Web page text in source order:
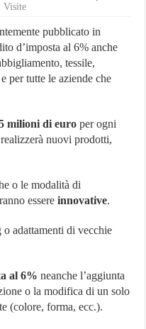
Visite
pubblicato in
d’imposta al 6% anche
tessile,
per tutte le aziende che
milioni di euro per ogni
nuovi prodotti,
o le modalità di
essereinnovative.
adattamenti di vecchie
al 6% neanche l’aggiunta
o la modifica di un solo
(colore, forma, ecc.).